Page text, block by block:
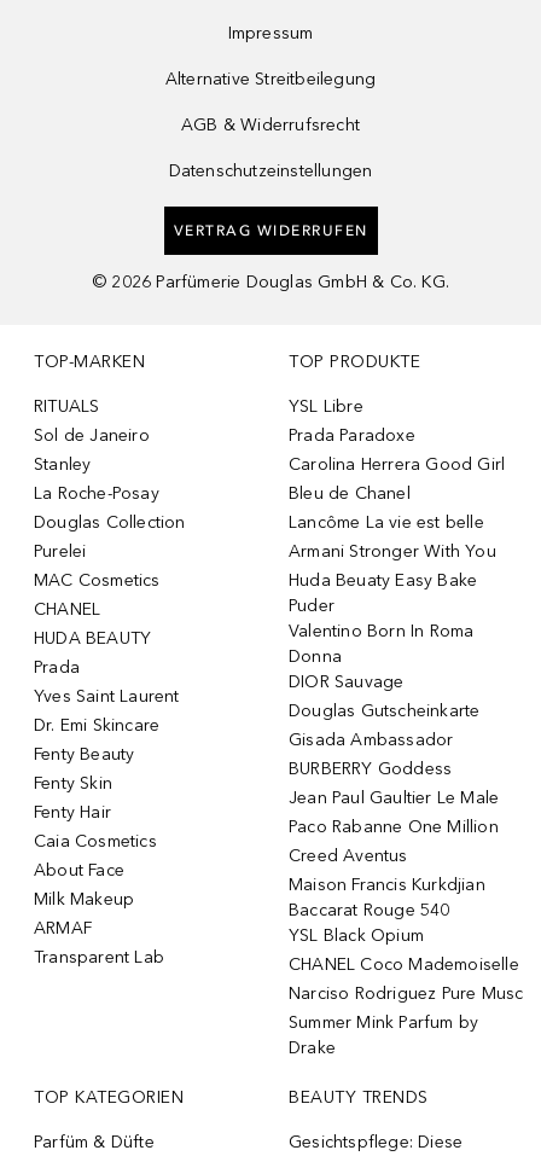
Impressum
Alternative Streitbeilegung
AGB & Widerrufsrecht
Datenschutzeinstellungen
VERTRAG WIDERRUFEN
© 2026 Parfümerie Douglas GmbH & Co. KG.
TOP-MARKEN
RITUALS
Sol de Janeiro
Stanley
La Roche-Posay
Douglas Collection
Purelei
MAC Cosmetics
CHANEL
HUDA BEAUTY
Prada
Yves Saint Laurent
Dr. Emi Skincare
Fenty Beauty
Fenty Skin
Fenty Hair
Caia Cosmetics
About Face
Milk Makeup
ARMAF
Transparent Lab
TOP PRODUKTE
YSL Libre
Prada Paradoxe
Carolina Herrera Good Girl
Bleu de Chanel
Lancôme La vie est belle
Armani Stronger With You
Huda Beuaty Easy Bake
Puder
Valentino Born In Roma
Donna
DIOR Sauvage
Douglas Gutscheinkarte
Gisada Ambassador
BURBERRY Goddess
Jean Paul Gaultier Le Male
Paco Rabanne One Million
Creed Aventus
Maison Francis Kurkdjian
Baccarat Rouge 540
YSL Black Opium
CHANEL Coco Mademoiselle
Narciso Rodriguez Pure Musc
Summer Mink Parfum by
Drake
TOP KATEGORIEN
Parfüm & Düfte
BEAUTY TRENDS
Gesichtspflege: Diese